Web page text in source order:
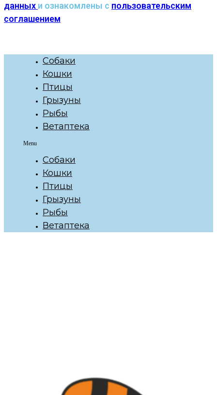
данных и ознакомлены с пользовательским
соглашением
Собаки
Кошки
Птицы
Грызуны
Рыбы
Ветаптека
Menu
Собаки
Кошки
Птицы
Грызуны
Рыбы
Ветаптека